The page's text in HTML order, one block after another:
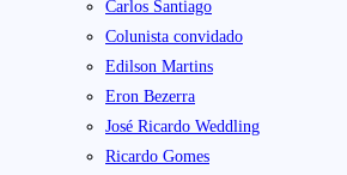
Carlos Santiago
Colunista convidado
Edilson Martins
Eron Bezerra
José Ricardo Weddling
Ricardo Gomes